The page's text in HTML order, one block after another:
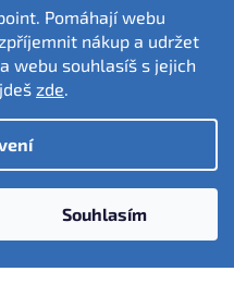
Pomáhají webu
nákup a udržet
webu souhlasíš s jejich
zde.
Souhlasím
ilustrativní.
práva vyhrazena.